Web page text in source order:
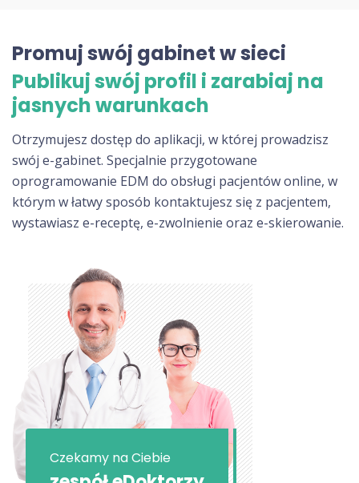
Promuj swój gabinet w sieci
Publikuj swój profil i zarabiaj na
jasnych warunkach
Otrzymujesz dostęp do aplikacji, w której prowadzisz
swój e-gabinet. Specjalnie przygotowane
oprogramowanie EDM do obsługi pacjentów online, w
którym w łatwy sposób kontaktujesz się z pacjentem,
wystawiasz e-receptę, e-zwolnienie oraz e-skierowanie.
Czekamy na Ciebie